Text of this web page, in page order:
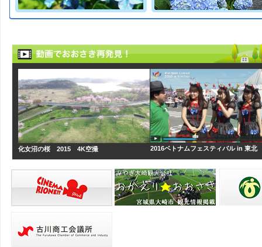
化女沼の桜 2015 4K空撮 2016ベトナムフェスティバル in 東